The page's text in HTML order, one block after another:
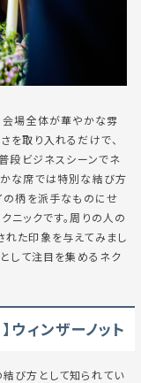
会場全体が華やかな雰
を取り入れるだけで、
段ビジネスシーンでネ
な席では特別な結び方
の柄を派手なものにせ
ニックです。周りの人の
れた印象を与えてみまし
して注目を集めるネク
ウィンザーノット
び方として知られてい